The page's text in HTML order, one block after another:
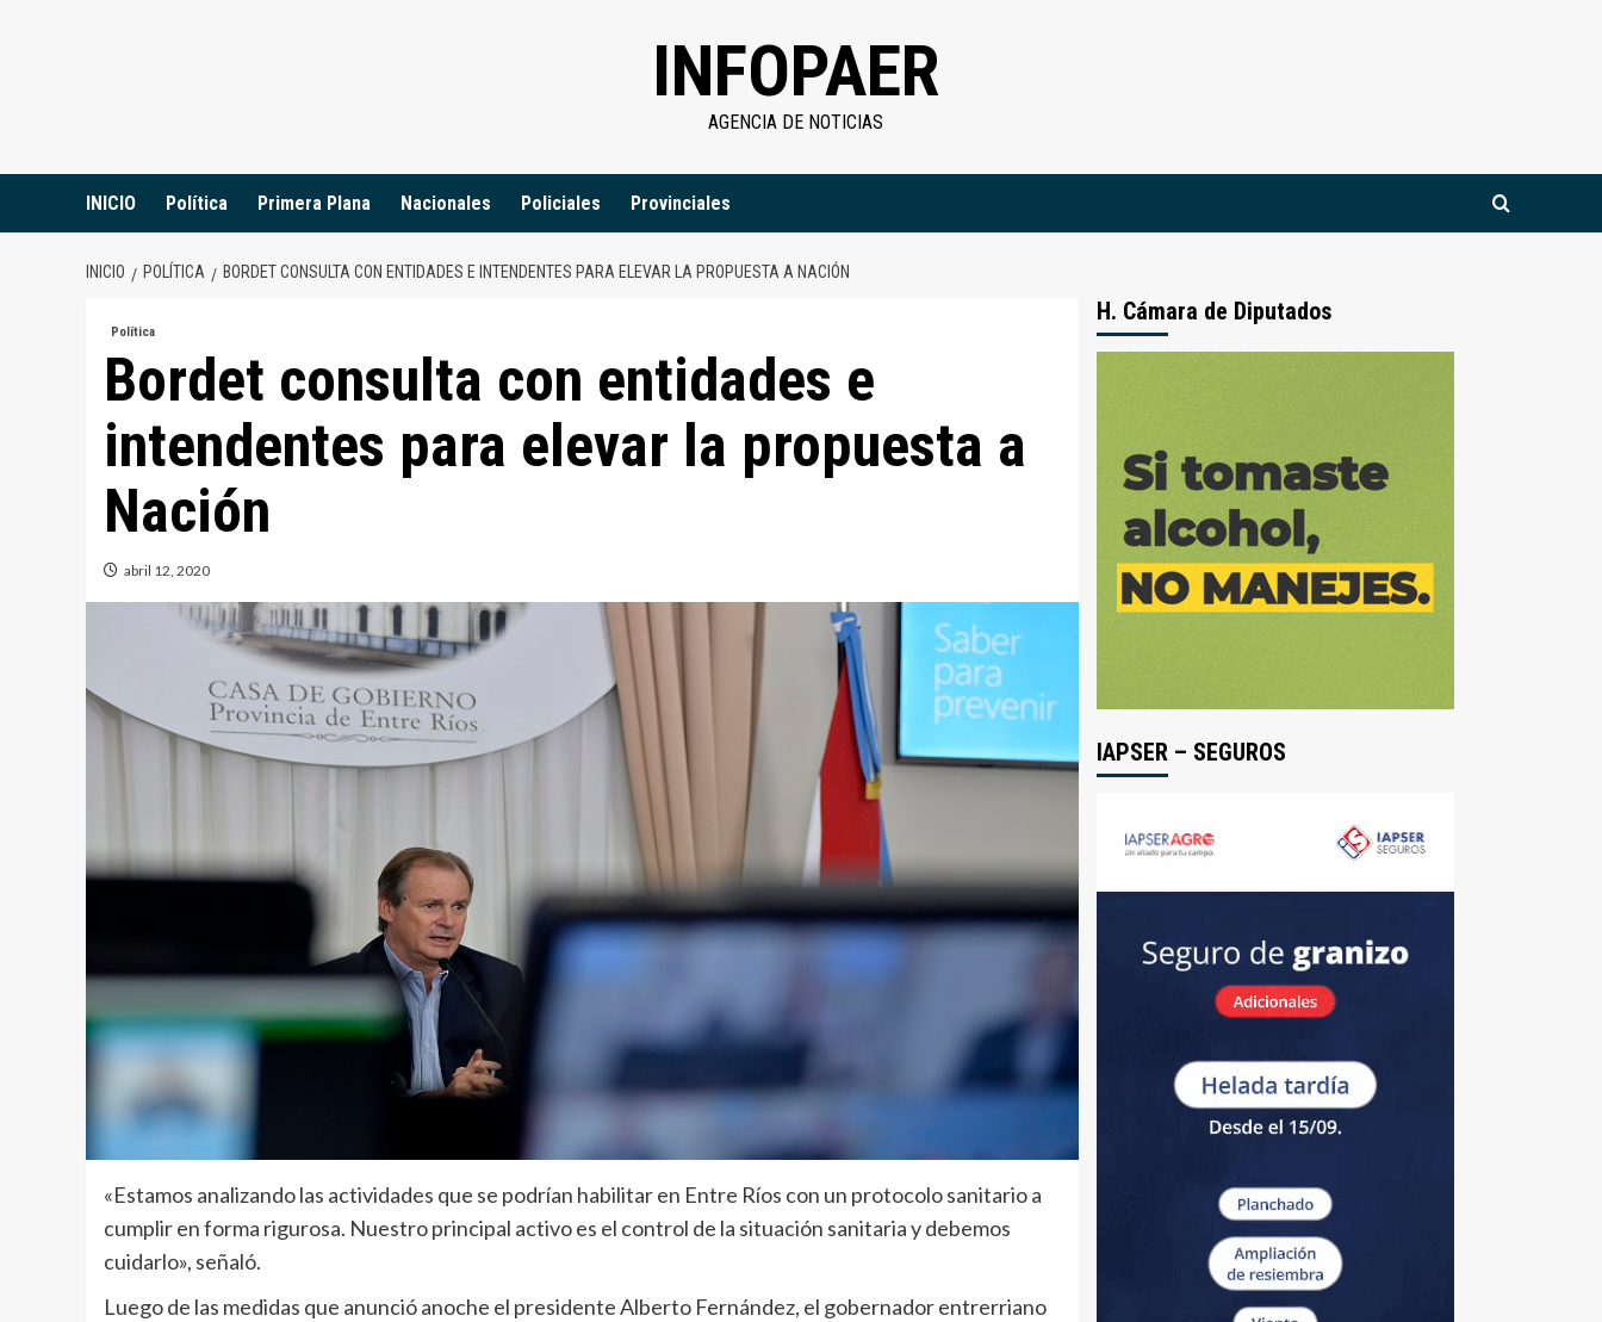
INFOPAER
AGENCIA DE NOTICIAS
INICIO Política Primera Plana Nacionales Policiales Provinciales
INICIO POLÍTICA BORDET CONSULTA CON ENTIDADES E INTENDENTES PARA ELEVAR LA PROPUESTA A NACIÓN
Política
Bordet consulta con entidades e
intendentes para elevar la propuesta a
Nación
abril 12, 2020
«Estamos analizando las actividades que se podrían habilitar en Entre Ríos con un protocolo sanitario a
cumplir en forma rigurosa. Nuestro principal activo es el control de la situación sanitaria y debemos
cuidarlo», señaló.
Luego de las medidas que anunció anoche el presidente Alberto Fernández, el gobernador entrerriano
H. Cámara de Diputados
IAPSER – SEGUROS